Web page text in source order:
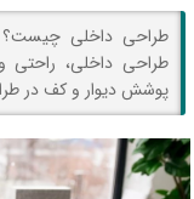
طراحی داخلی چیست؟
طراحی داخلی، راحتی
پوشش دیوار و کف در